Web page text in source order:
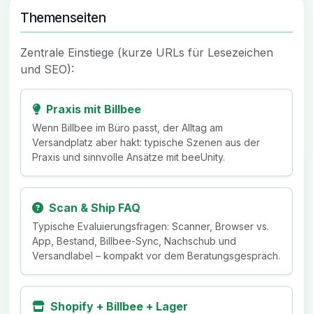
Themenseiten
Zentrale Einstiege (kurze URLs für Lesezeichen
und SEO):
Praxis mit Billbee
Wenn Billbee im Büro passt, der Alltag am
Versandplatz aber hakt: typische Szenen aus der
Praxis und sinnvolle Ansätze mit beeUnity.
Scan & Ship FAQ
Typische Evaluierungsfragen: Scanner, Browser vs.
App, Bestand, Billbee-Sync, Nachschub und
Versandlabel – kompakt vor dem Beratungsgespräch.
Shopify + Billbee + Lager